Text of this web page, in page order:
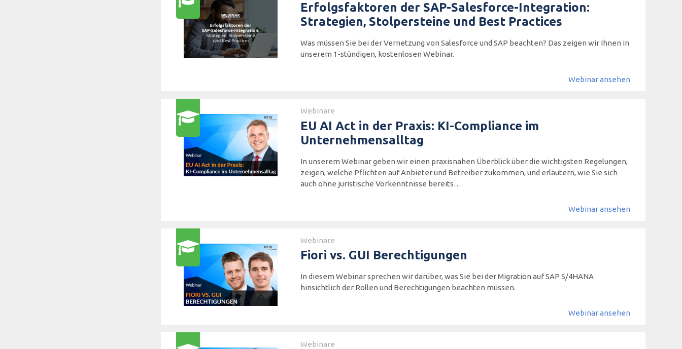
Erfolgsfaktoren der SAP-Salesforce-Integration:
Strategien, Stolpersteine und Best Practices
Was müssen Sie bei der Vernetzung von Salesforce und SAP beachten? Das zeigen wir Ihnen in
unserem 1-stündigen, kostenlosen Webinar.
Webinar ansehen
Webinare
EU AI Act in der Praxis: KI-Compliance im
Unternehmensalltag
In unserem Webinar geben wir einen praxisnahen Überblick über die wichtigsten Regelungen,
zeigen, welche Pflichten auf Anbieter und Betreiber zukommen, und erläutern, wie Sie sich
auch ohne juristische Vorkenntnisse bereits…
Webinar ansehen
Webinare
Fiori vs. GUI Berechtigungen
In diesem Webinar sprechen wir darüber, was Sie bei der Migration auf SAP S/4HANA
hinsichtlich der Rollen und Berechtigungen beachten müssen.
Webinar ansehen
Webinare